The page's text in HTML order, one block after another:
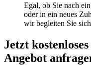
Egal, ob Sie nach
oder in ein neues
wir begleiten Sie
Jetzt
Angebot